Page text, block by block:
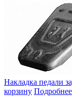
Накладка педали
корзину Подробнее